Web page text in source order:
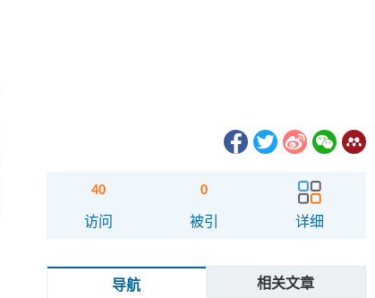
40
访问
0
被引 详细
导航 相关文章